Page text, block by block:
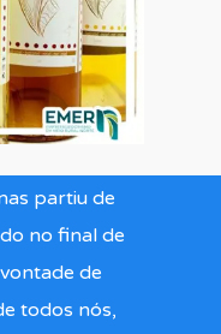
partiu de
no final de
de
todos nós,